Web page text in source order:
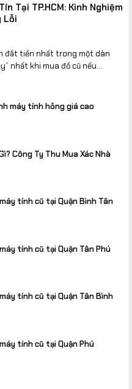
Tại TP.HCM: Kinh Nghiệm
Lỗi
đắt tiền nhất trong một dàn
nhất khi mua đồ cũ nếu...
máy tính hỏng giá cao
Công Ty Thu Mua Xác Nhà
tính cũ tại Quận Bình Tân
tính cũ tại Quận Tân Phú
tính cũ tại Quận Tân Bình
tính cũ tại Quận Phú